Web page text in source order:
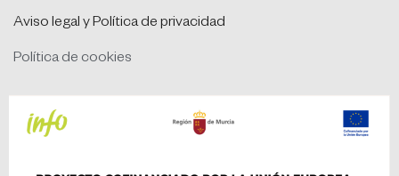
Aviso legal y Política de privacidad
Política de cookies